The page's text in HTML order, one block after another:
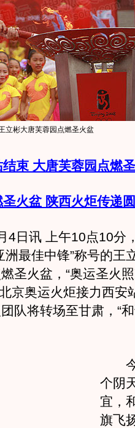
立彬大唐芙蓉园点燃圣火盆
束 大唐芙蓉园点燃
火盆 陕西火炬传递
讯 上午10点10分
最佳中锋”称号的王
圣火盆，“奥运圣火
北京奥运火炬接力西安
队将转场至甘肃，“
今
个阴
宜，
旗飞